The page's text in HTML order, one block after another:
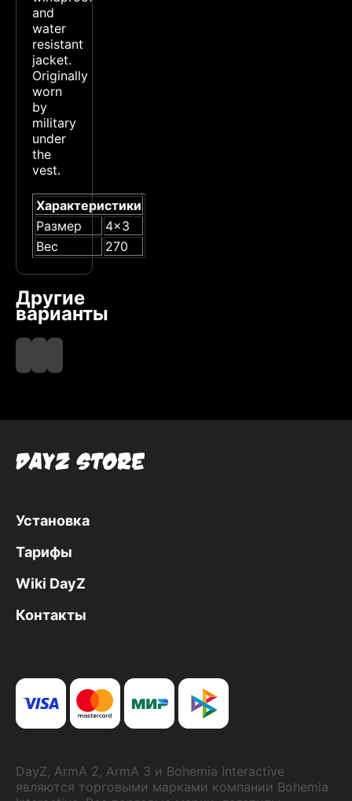
and
water
resistant
jacket.
Originally
worn
by
military
under
the
vest.
Характеристики
Размер
4x3
Вес
270
Другие
варианты
Установка
Тарифы
Wiki DayZ
Контакты
DayZ, ArmA 2, ArmA 3 и Bohemia Interactive
являются торговыми марками компании Bohemia